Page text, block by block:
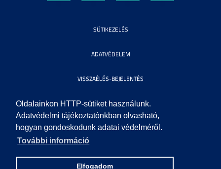
Oldalainkon HTTP-sütiket használunk.
Adatvédelmi tájékoztatónkban olvasható,
hogyan gondoskodunk adatai védelméről.
További információ
Elfogadom
SÜTIKEZELÉS
ADATVÉDELEM
VISSZAÉLÉS-BEJELENTÉS
KÖZÉRDEKŰ ADATOK
IMPRESSZUM